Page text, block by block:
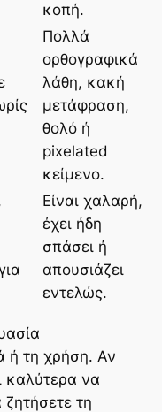
κοπή.
Πολλά
ορθογραφικά
λάθη, κακή
μετάφραση,
θολό ή
pixelated
κείμενο.
Είναι χαλαρή,
έχει ήδη
σπάσει ή
απουσιάζει
εντελώς.
ή τη χρήση. Αν
καλύτερα να
ζητήσετε τη